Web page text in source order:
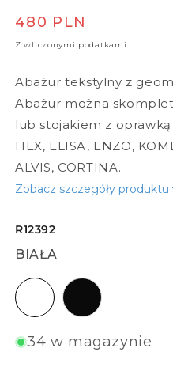
Cena regularna
480 PLN
Z wliczonymi podatkami.
Abażur tekstylny z
Abażur można
lub stojakiem z
HEX, ELISA, ENZO,
ALVIS, CORTINA.
Zobacz szczegóły produktu
R12392
BIAŁA
biała czarna
34 w magazynie